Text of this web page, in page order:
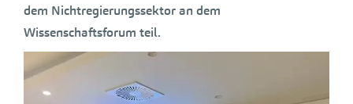
dem Nichtregierungssektor an dem
Wissenschaftsforum teil.